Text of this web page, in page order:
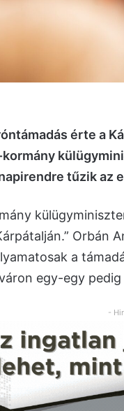
érte a
tűzik az
Orbán
a
egy-egy
-